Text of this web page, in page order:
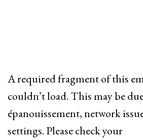
A required fragment of this
couldn’t load. This may be
épanouissement, network
settings. Please check your